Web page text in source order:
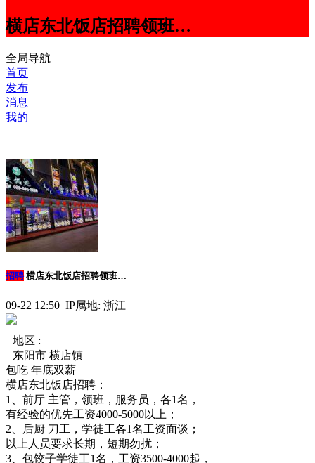
横店东北饭店招聘领班…
全局导航
首页
发布
消息
我的
招聘 横店东北饭店招聘领班…
09-22 12:50 IP属地: 浙江
地区 :
东阳市 横店镇
包吃 年底双薪
横店东北饭店招聘：
1、前厅 主管，领班，服务员，各1名，
有经验的优先工资4000-5000以上；
2、后厨 刀工，学徒工各1名工资面谈；
以上人员要求长期，短期勿扰；
3、包饺子学徒工1名，工资3500-4000起，